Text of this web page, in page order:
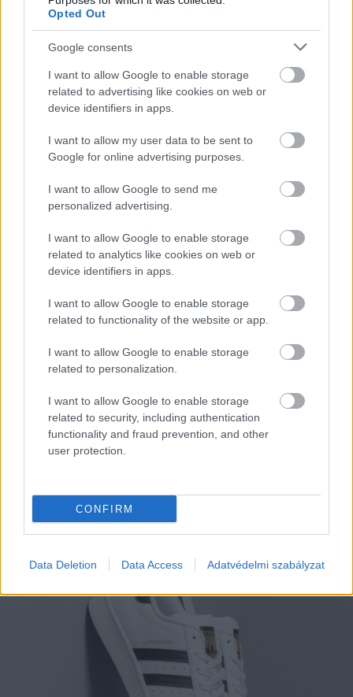
Opted Out
Google consents
I want to allow Google to enable storage
related to advertising like cookies on web or
device identifiers in apps.
I want to allow my user data to be sent to
Google for online advertising purposes.
I want to allow Google to send me
personalized advertising.
I want to allow Google to enable storage
related to analytics like cookies on web or
device identifiers in apps.
I want to allow Google to enable storage
related to functionality of the website or app.
I want to allow Google to enable storage
related to personalization.
I want to allow Google to enable storage
related to security, including authentication
functionality and fraud prevention, and other
user protection.
CONFIRM
Data Deletion Data Access Adatvédelmi szabályzat
Fotó: Kőrösi Tamás / Gerbeaud